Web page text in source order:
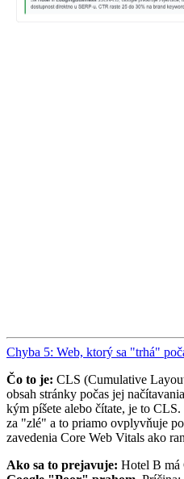
Chyba 5: Web, ktorý sa "trhá"
Čo to je: CLS (Cumulative
obsah stránky počas jej
kým píšete alebo čítate, je to
za "zlé" a to priamo ovplyvňuje
zavedenia Core Web Vitals ako
Ako sa to prejavuje: Hotel B má